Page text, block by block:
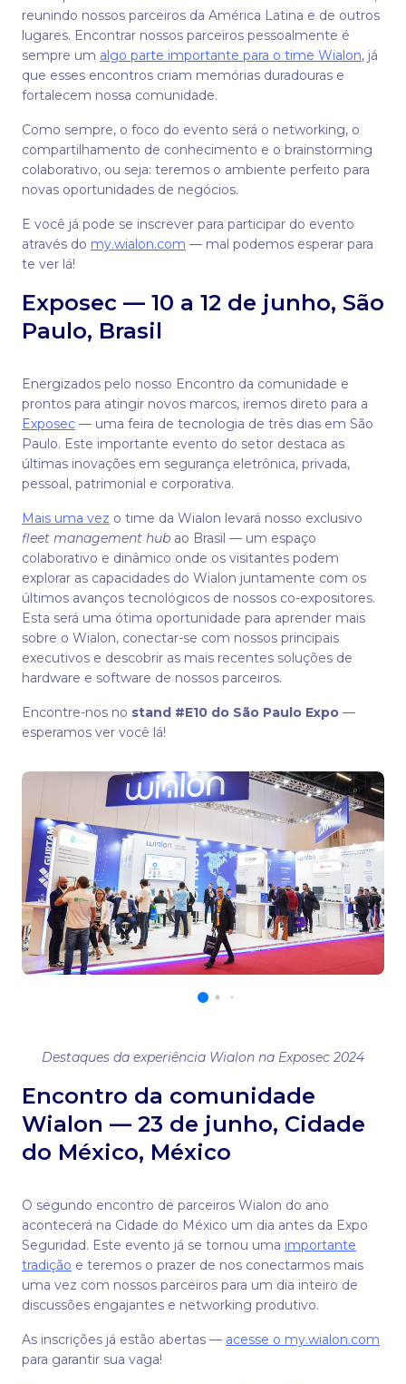
reunindo nossos parceiros da América Latina e de outros
lugares. Encontrar nossos parceiros pessoalmente é
sempre um algo parte importante para o time Wialon, já
que esses encontros criam memórias duradouras e
fortalecem nossa comunidade.
Como sempre, o foco do evento será o networking, o
compartilhamento de conhecimento e o brainstorming
colaborativo, ou seja: teremos o ambiente perfeito para
novas oportunidades de negócios.
E você já pode se inscrever para participar do evento
através do my.wialon.com — mal podemos esperar para
te ver lá!
Exposec — 10 a 12 de junho, São
Paulo, Brasil
Energizados pelo nosso Encontro da comunidade e
prontos para atingir novos marcos, iremos direto para a
Exposec — uma feira de tecnologia de três dias em São
Paulo. Este importante evento do setor destaca as
últimas inovações em segurança eletrônica, privada,
pessoal, patrimonial e corporativa.
Mais uma vez o time da Wialon levará nosso exclusivo
fleet management hub ao Brasil — um espaço
colaborativo e dinâmico onde os visitantes podem
explorar as capacidades do Wialon juntamente com os
últimos avanços tecnológicos de nossos co-expositores.
Esta será uma ótima oportunidade para aprender mais
sobre o Wialon, conectar-se com nossos principais
executivos e descobrir as mais recentes soluções de
hardware e software de nossos parceiros.
Encontre-nos no stand #E10 do São Paulo Expo —
esperamos ver você lá!
Destaques da experiência Wialon na Exposec 2024
Encontro da comunidade
Wialon — 23 de junho, Cidade
do México, México
O segundo encontro de parceiros Wialon do ano
acontecerá na Cidade do México um dia antes da Expo
Seguridad. Este evento já se tornou uma importante
tradição e teremos o prazer de nos conectarmos mais
uma vez com nossos parceiros para um dia inteiro de
discussões engajantes e networking produtivo.
As inscrições já estão abertas — acesse o my.wialon.com
para garantir sua vaga!